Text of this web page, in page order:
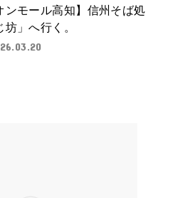
ンモール高知】信州そば処
坊」へ行く。